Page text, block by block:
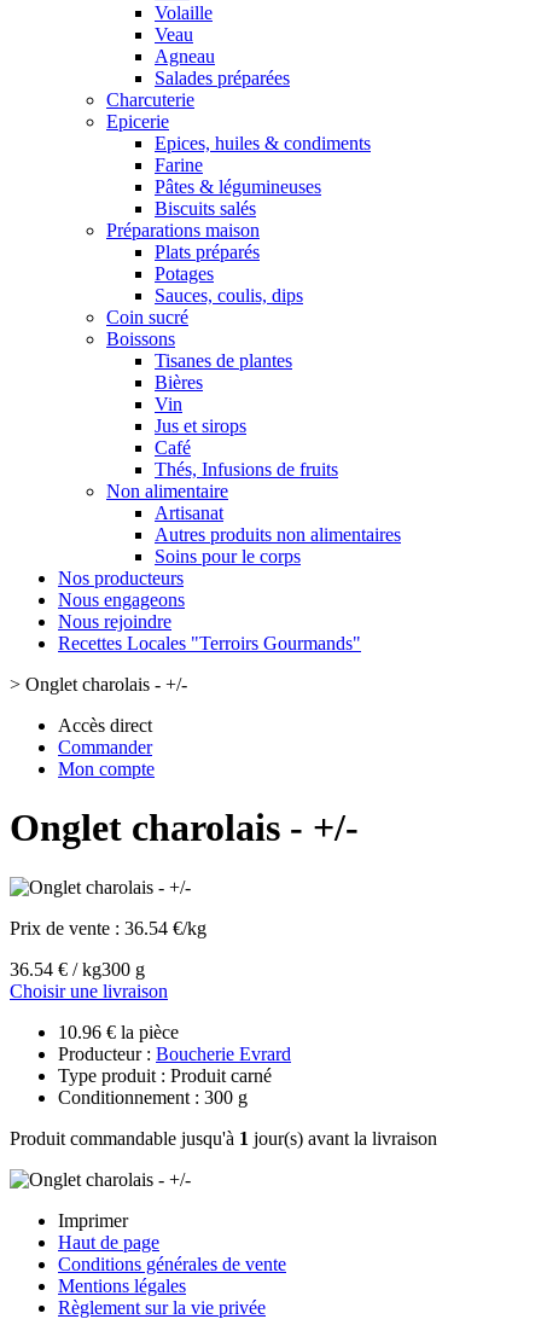
Volaille
Veau
Agneau
Salades préparées
Charcuterie
Epicerie
Epices, huiles & condiments
Farine
Pâtes & légumineuses
Biscuits salés
Préparations maison
Plats préparés
Potages
Sauces, coulis, dips
Coin sucré
Boissons
Tisanes de plantes
Bières
Vin
Jus et sirops
Café
Thés, Infusions de fruits
Non alimentaire
Artisanat
Autres produits non alimentaires
Soins pour le corps
Nos producteurs
Nous engageons
Nous rejoindre
Recettes Locales "Terroirs Gourmands"
> Onglet charolais - +/-
Accès direct
Commander
Mon compte
Onglet charolais - +/-
Prix de vente : 36.54 €/kg
36.54 € / kg300 g
Choisir une livraison
10.96 € la pièce
Producteur : Boucherie Evrard
Type produit : Produit carné
Conditionnement : 300 g
Produit commandable jusqu'à 1 jour(s) avant la livraison
Imprimer
Haut de page
Conditions générales de vente
Mentions légales
Règlement sur la vie privée